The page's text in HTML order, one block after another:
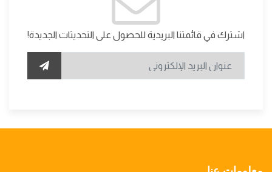
اشترك في قائمتنا البريدية للحصول على التحديثات الجديدة!